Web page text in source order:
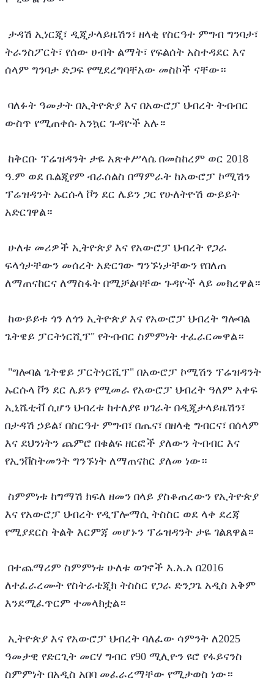
ትራንስፖርት፣ የሰው ሀብት ልማት፣ የፍልሰት አስተዳደር እና
ሰላም ግንባታ ድጋፍ የሚደረግባቸአው መስኮች ናቸው።
ውስጥ የሚጠቀሱ አንኳር ጉዳዮች አሉ።
ዓ.ም ወደ ቤልጂየም ብራሰልስ በማምራት ከአውሮፓ ኮሚሽን
ፕሬዝዳንት ኡርሱላ ቮን ደር ሌይን ጋር የሁለትዮሽ ውይይት
አድርገዋል።
ፍላጎታቸውን መሰረት አድርገው ግንኙነታቸውን የበለጠ
ለማጠናከርና ለማስፋት በሚቻልባቸው ጉዳዮች ላይ መክረዋል።
ጌትዌይ ፓርትነርሺፕ" የትብብር ስምምነት ተፈራርመዋል።
ኡርሱላ ቮን ደር ሌይን የሚመራ የአውሮፓ ህብረት ዓለም አቀፍ
ኢኒሼቲቭ ሲሆን ህብረቱ ከተለያዩ ሀገራት በዲጂታላይዜሽን፣
በታዳሽ ኃይል፣ በስርዓተ ምግብ፣ በጤና፣ በዘላቂ ግብርና፣ በሰላም
እና ደህንነትን ጨምሮ በቁልፍ ዘርፎች ያለውን ትብብር እና
የኢንቨስትመንት ግንኙነት ለማጠናከር ያለመ ነው።
እና የአውሮፓ ህብረት የዲፕሎማሲ ትስስር ወደ ላቀ ደረጃ
የሚያደርስ ትልቅ እርምጃ መሆኑን ፕሬዝዳንት ታዬ ገልጸዋል።
ለተፈራረሙት የስትራቴጂክ ትስስር የጋራ ድንጋጌ አዲስ አቅም
እንደሚፈጥርም ተመላክቷል።
ዓመታዊ የድርጊት መርሃ ግብር የ90 ሚሊዮን ዩሮ የፋይናንስ
ስምምነት በአዲስ አበባ መፈራረማቸው የሚታወስ ነው።